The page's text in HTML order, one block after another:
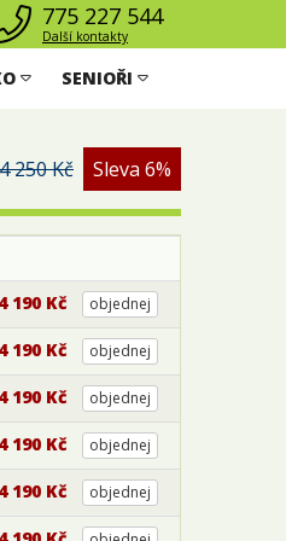
775 227 544
Další kontakty
SENIOŘI
4 250 Kč Sleva 6%
4 190 Kč objednej
4 190 Kč objednej
4 190 Kč objednej
4 190 Kč objednej
4 190 Kč objednej